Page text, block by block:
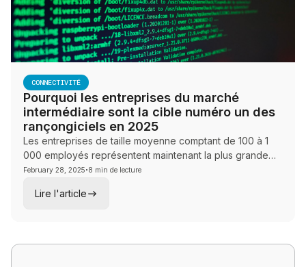
CONNECTIVITÉ
Pourquoi les entreprises du marché
intermédiaire sont la cible numéro un des
rançongiciels en 2025
Les entreprises de taille moyenne comptant de 100 à 1
000 employés représentent maintenant la plus grande
part des incidents de rançongiciels réussis au Canada.
quelles mesures pratiques prendre.
February 28, 2025·8 min de lecture
Lire l'article